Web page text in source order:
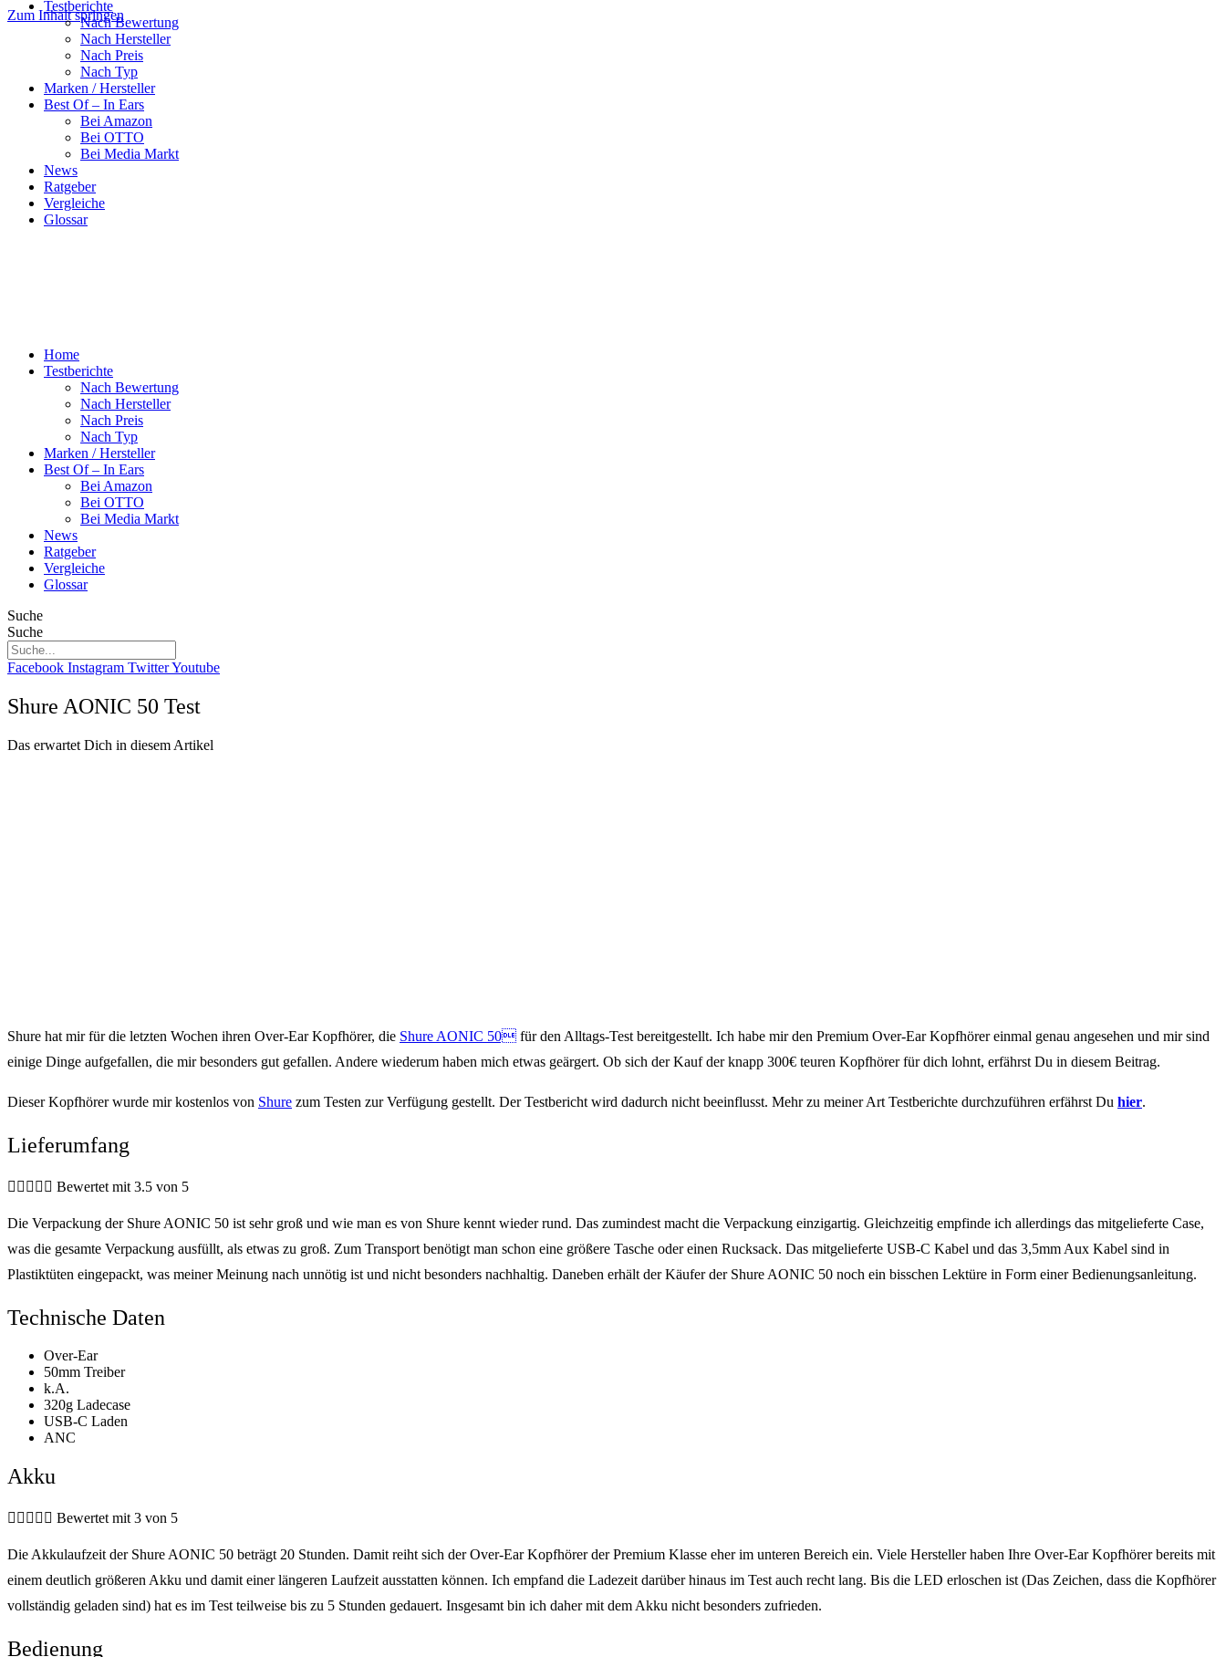
Zum Inhalt springen
Testberichte
Nach Bewertung
Nach Hersteller
Nach Preis
Nach Typ
Marken / Hersteller
Best Of – In Ears
Bei Amazon
Bei OTTO
Bei Media Markt
News
Ratgeber
Vergleiche
Glossar
Home
Testberichte
Nach Bewertung
Nach Hersteller
Nach Preis
Nach Typ
Marken / Hersteller
Best Of – In Ears
Bei Amazon
Bei OTTO
Bei Media Markt
News
Ratgeber
Vergleiche
Glossar
Suche
Suche
Facebook Instagram TwitterYoutube
Shure AONIC 50 Test
Das erwartet Dich in diesem Artikel
Shure hat mir für die letzten Wochen ihren Over-Ear Kopfhörer, die Shure AONIC 50 für den Alltags-Test bereitgestellt. Ich habe mir den Premium Over-Ear Kopfhörer einmal genau angesehen und mir sind
einige Dinge aufgefallen, die mir besonders gut gefallen. Andere wiederum haben mich etwas geärgert. Ob sich der Kauf der knapp 300€ teuren Kopfhörer für dich lohnt, erfährst Du in diesem Beitrag.
Dieser Kopfhörer wurde mir kostenlos von Shure zum Testen zur Verfügung gestellt. Der Testbericht wird dadurch nicht beeinflusst. Mehr zu meiner Art Testberichte durchzuführen erfährst Du hier.
Lieferumfang
     Bewertet mit 3.5 von 5
Die Verpackung der Shure AONIC 50 ist sehr groß und wie man es von Shure kennt wieder rund. Das zumindest macht die Verpackung einzigartig. Gleichzeitig empfinde ich allerdings das mitgelieferte Case,
was die gesamte Verpackung ausfüllt, als etwas zu groß. Zum Transport benötigt man schon eine größere Tasche oder einen Rucksack. Das mitgelieferte USB-C Kabel und das 3,5mm Aux Kabel sind in
Plastiktüten eingepackt, was meiner Meinung nach unnötig ist und nicht besonders nachhaltig. Daneben erhält der Käufer der Shure AONIC 50 noch ein bisschen Lektüre in Form einer Bedienungsanleitung.
Technische Daten
Over-Ear
50mm Treiber
k.A.
320g Ladecase
USB-C Laden
ANC
Akku
     Bewertet mit 3 von 5
Die Akkulaufzeit der Shure AONIC 50 beträgt 20 Stunden. Damit reiht sich der Over-Ear Kopfhörer der Premium Klasse eher im unteren Bereich ein. Viele Hersteller haben Ihre Over-Ear Kopfhörer bereits mit
einem deutlich größeren Akku und damit einer längeren Laufzeit ausstatten können. Ich empfand die Ladezeit darüber hinaus im Test auch recht lang. Bis die LED erloschen ist (Das Zeichen, dass die Kopfhörer
vollständig geladen sind) hat es im Test teilweise bis zu 5 Stunden gedauert. Insgesamt bin ich daher mit dem Akku nicht besonders zufrieden.
Bedienung